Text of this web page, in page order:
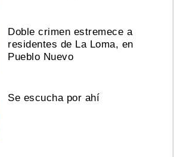
Doble crimen estremece a
residentes de La Loma, en
Pueblo Nuevo
Se escucha por ahí